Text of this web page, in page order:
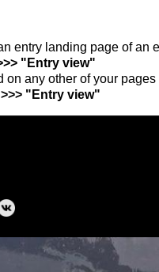
entry landing page of an
"Entry view"
on any other of your pages
"Entry view"